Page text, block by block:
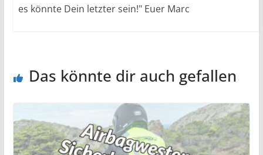
es könnte Dein letzter sein!" Euer Marc
Das könnte dir auch gefallen